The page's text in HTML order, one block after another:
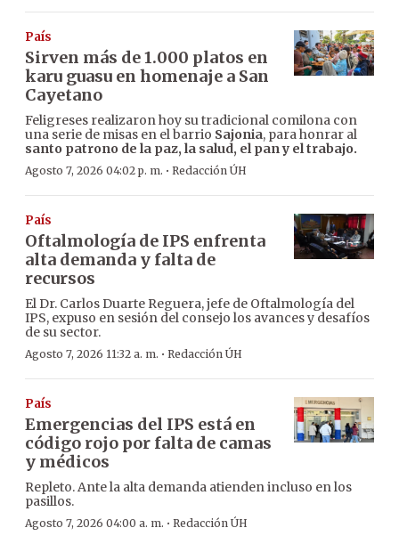
País
Sirven más de 1.000 platos en
karu guasu en homenaje a San
Cayetano
Feligreses realizaron hoy su tradicional comilona con
una serie de misas en el barrio Sajonia, para honrar al
santo patrono de la paz, la salud, el pan y el trabajo.
Agosto 7, 2026 04:02 p. m. · Redacción ÚH
País
Oftalmología de IPS enfrenta
alta demanda y falta de
recursos
El Dr. Carlos Duarte Reguera, jefe de Oftalmología del
IPS, expuso en sesión del consejo los avances y desafíos
de su sector.
Agosto 7, 2026 11:32 a. m. · Redacción ÚH
País
Emergencias del IPS está en
código rojo por falta de camas
y médicos
Repleto. Ante la alta demanda atienden incluso en los
pasillos.
Agosto 7, 2026 04:00 a. m. · Redacción ÚH